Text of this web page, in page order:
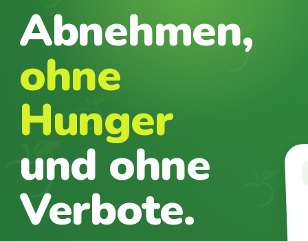
Abnehmen,
ohne
Hunger
und ohne
Verbote.